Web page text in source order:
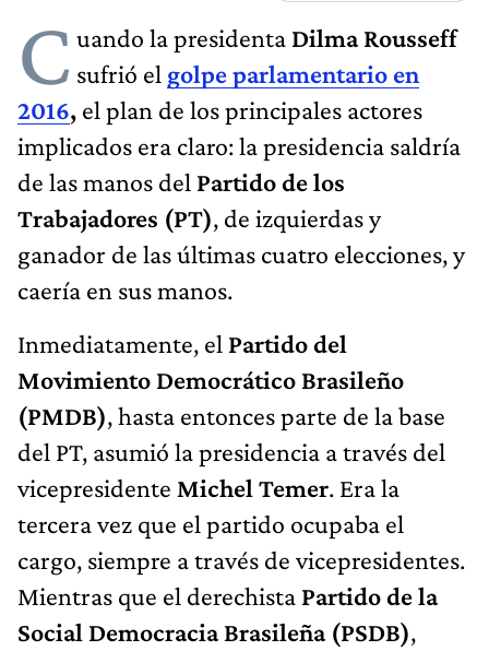
C uando la presidenta Dilma Rousseff
sufrió el golpe parlamentario en
2016, el plan de los principales actores
implicados era claro: la presidencia saldría
de las manos del Partido de los
Trabajadores (PT), de izquierdas y
ganador de las últimas cuatro elecciones, y
caería en sus manos.
Inmediatamente, el Partido del
Movimiento Democrático Brasileño
(PMDB), hasta entonces parte de la base
del PT, asumió la presidencia a través del
vicepresidente Michel Temer. Era la
tercera vez que el partido ocupaba el
cargo, siempre a través de vicepresidentes.
Mientras que el derechista Partido de la
Social Democracia Brasileña (PSDB),